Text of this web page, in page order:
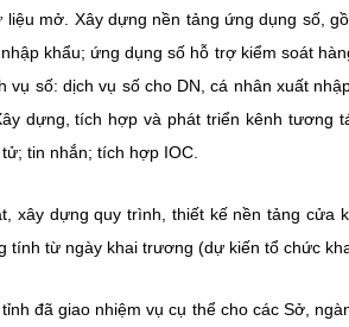
mở. Xây dựng nền tảng ứng dụng số,
khẩu; ứng dụng số hỗ trợ kiểm soát
số: dịch vụ số cho DN, cá nhân xuất
dựng, tích hợp và phát triển kênh tương
tin nhắn; tích hợp IOC.
xây dựng quy trình, thiết kế nền tảng cửa
từ ngày khai trương (dự kiến tổ chức
đã giao nhiệm vụ cụ thể cho các Sở,